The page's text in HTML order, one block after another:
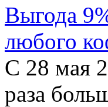
Выгода
любого
С 28 мая
раза